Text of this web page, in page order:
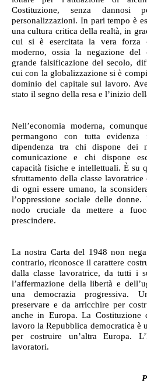
Costituzione, senza dannosi
personalizzazioni. In pari tempo è
una cultura critica della realtà, in
cui si è esercitata la vera forza
moderno, ossia la negazione
grande falsificazione del secolo,
cui con la globalizzazione si è
dominio del capitale sul lavoro.
stato il segno della resa e l’inizio
Nell’economia moderna,
permangono con tutta
dipendenza tra chi dispone dei
comunicazione e chi dispone
capacità fisiche e intellettuali. È su
sfruttamento della classe
di ogni essere umano, la
l’oppressione sociale delle
nodo cruciale da mettere a
prescindere.
La nostra Carta del 1948 non
contrario, riconosce il carattere
dalla classe lavoratrice, da tutti i
l’affermazione della libertà e
una democrazia progressiva.
preservare e da arricchire per
anche in Europa. La
lavoro la Repubblica democratica è
per costruire un’altra Europa.
lavoratori.